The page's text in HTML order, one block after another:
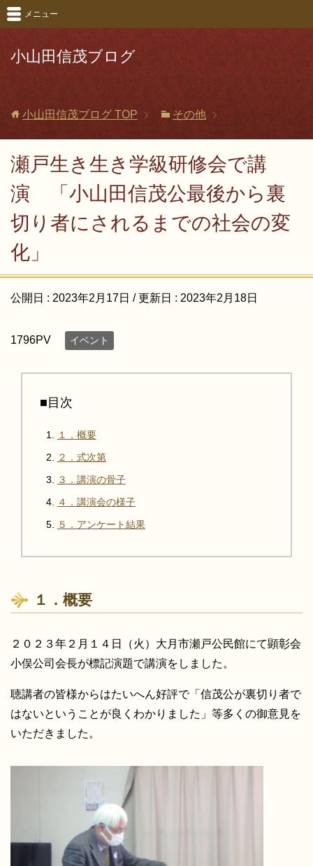
小山田信茂ブログ
メニュー
小山田信茂ブログ TOP その他
瀬戸生き生き学級研修会で講
演 「小山田信茂公最後から裏
切り者にされるまでの社会の変
化」
公開日 : 2023年2月17日 / 更新日 : 2023年2月18日
1796PV イベント
■目次
１．概要
２．式次第
３．講演の骨子
４．講演会の様子
５．アンケート結果
１．概要
２０２３年２月１４日（火）大月市瀬戸公民館にて顕彰会
小俣公司会長が標記演題で講演をしました。
聴講者の皆様からはたいへん好評で「信茂公が裏切り者で
はないということが良くわかりました」等多くの御意見を
いただきました。